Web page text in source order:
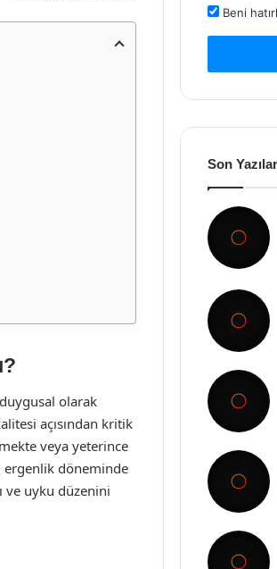
olarak
açısından kritik
veya yeterince
ergenlik döneminde
ve uyku düzenini
Beni
Son Yazılar